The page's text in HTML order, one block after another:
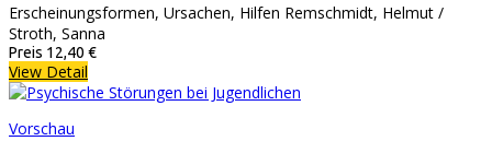
Erscheinungsformen, Ursachen, Hilfen Remschmidt, Helmut /
Stroth, Sanna
Preis 12,40 €
View Detail
Vorschau